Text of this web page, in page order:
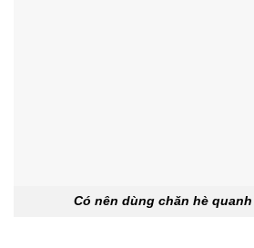
Có nên dùng chăn hè